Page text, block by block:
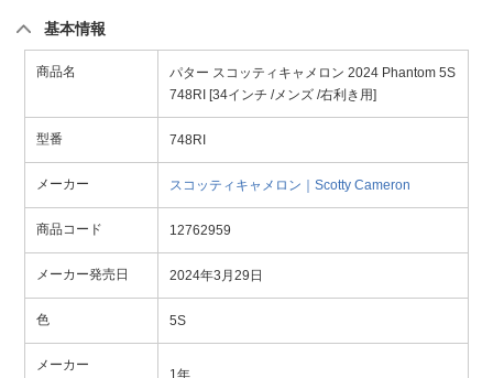
基本情報
商品名
パター スコッティキャメロン 2024 Phantom 5S
748RI [34インチ /メンズ /右利き用]
型番 748RI
メーカー スコッティキャメロン｜Scotty Cameron
商品コード 12762959
メーカー発売日 2024年3月29日
色 5S
メーカー
1年